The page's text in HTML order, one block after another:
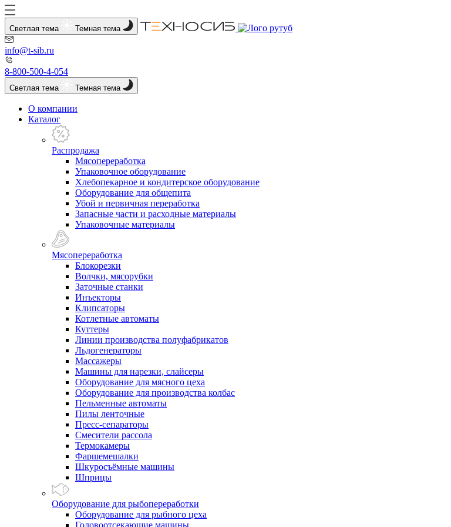
Светлая тема Темная тема
info@t-sib.ru
8-800-500-4-054
Светлая тема Темная тема
О компании
Каталог
Распродажа
Мясопереработка
Упаковочное оборудование
Хлебопекарное и кондитерское оборудование
Оборудование для общепита
Убой и первичная переработка
Запасные части и расходные материалы
Упаковочные материалы
Мясопереработка
Блокорезки
Волчки, мясорубки
Заточные станки
Инъекторы
Клипсаторы
Котлетные автоматы
Куттеры
Линии производства полуфабрикатов
Льдогенераторы
Массажеры
Машины для нарезки, слайсеры
Оборудование для мясного цеха
Оборудование для производства колбас
Пельменные автоматы
Пилы ленточные
Пресс-сепараторы
Смесители рассола
Термокамеры
Фаршемешалки
Шкуросъёмные машины
Шприцы
Оборудование для рыбопереработки
Оборудование для рыбного цеха
Головоотсекающие машины